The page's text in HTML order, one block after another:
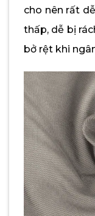
cho nên rất
thấp, dễ bị
bở rệt khi